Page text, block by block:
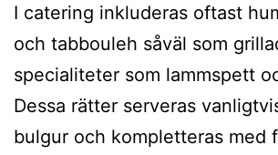
I catering inkluderas oftast
och tabbouleh såväl som
specialiteter som lammspett
Dessa rätter serveras
bulgur och kompletteras med